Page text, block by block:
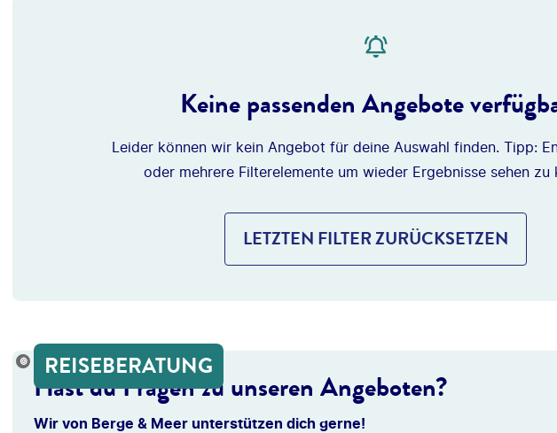
Keine passenden Angebote
Leider können wir kein Angebot für deine Auswahl finden. Tipp:
oder mehrere Filterelemente um wieder Ergebnisse sehen zu
LETZTEN FILTER ZURÜCKSETZEN
©Antonio_DiazREISEBERATUNG
Hast du Fragen zu unseren Angeboten?
Wir von Berge & Meer unterstützen dich gerne!